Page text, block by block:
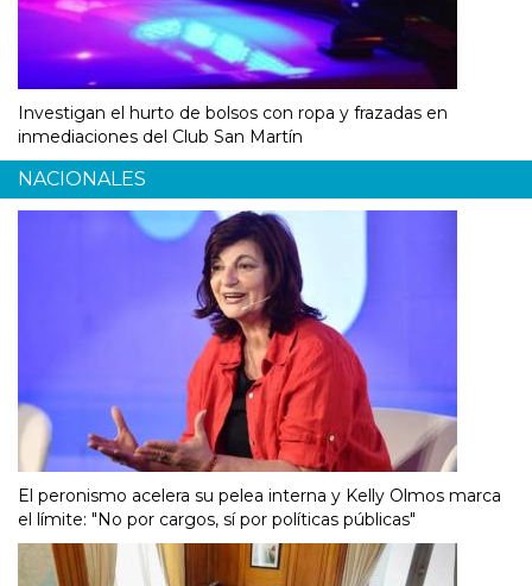
Investigan el hurto de bolsos con ropa y frazadas en
inmediaciones del Club San Martín
NACIONALES
El peronismo acelera su pelea interna y Kelly Olmos marca
el límite: "No por cargos, sí por políticas públicas"